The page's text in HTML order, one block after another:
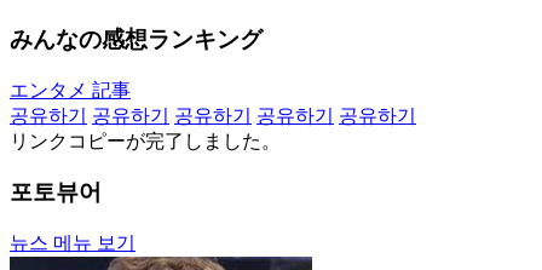
みんなの感想ランキング
エンタメ 記事
공유하기
공유하기 공유하기 공유하기
공유하기
リンクコピーが完了しました。
포토뷰어
뉴스 메뉴 보기